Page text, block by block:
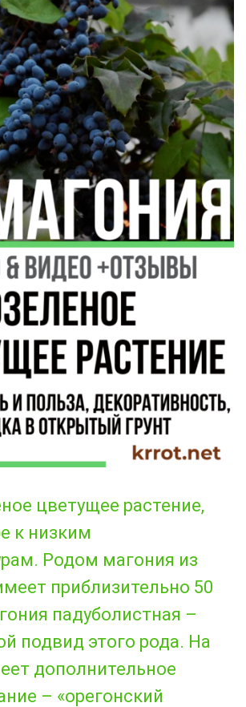
цветущее растение,
к низким
Родом магония из
приблизительно 50
падуболистная –
подвид этого рода. На
дополнительное
– «орегонский